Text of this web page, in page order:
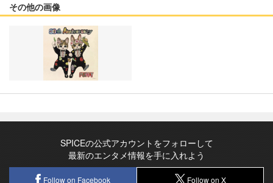
その他の画像
SPICEの公式アカウントをフォローして
最新のエンタメ情報を手に入れよう
Follow on Facebook Follow on X